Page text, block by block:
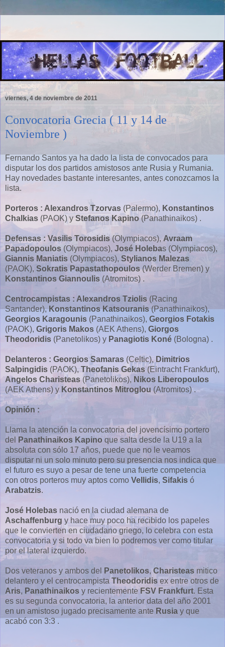
viernes, 4 de noviembre de 2011
Convocatoria Grecia ( 11 y 14 de
Noviembre )
Fernando Santos ya ha dado la lista de convocados para
disputar los dos partidos amistosos ante Rusia y Rumania.
Hay novedades bastante interesantes, antes conozcamos la
lista.
Porteros : Alexandros Tzorvas (Palermo), Konstantinos
Chalkias (PAOK) y Stefanos Kapino(Panathinaikos) .
Defensas : Vasilis Torosidis (Olympiacos), Avraam
Papadopoulos (Olympiacos), José Holebas (Olympiacos),
Giannis Maniatis (Olympiacos), Stylianos Malezas
(PAOK), Sokratis Papastathopoulos(Werder Bremen) y
Konstantinos Giannoulis (Atromitos) .
Centrocampistas : Alexandros Tziolis (Racing
Santander),Konstantinos Katsouranis(Panathinaikos),
Georgios Karagounis (Panathinaikos), Georgios Fotakis
(PAOK), Grigoris Makos (AEK Athens), Giorgos
Theodoridis (Panetolikos) y Panagiotis Koné (Bologna) .
Delanteros : Georgios Samaras (Celtic),Dimitrios
Salpingidis (PAOK), Theofanis Gekas(Eintracht Frankfurt),
Angelos Charisteas (Panetolikos), Nikos Liberopoulos
(AEK Athens) y Konstantinos Mitroglou(Atromitos) .
Opinión :
Llama la atención la convocatoria del jovencísimo portero
del
Panathinaikos Kapino que salta desde la U19 a la
absoluta con sólo 17 años, puede que no le veamos
disputar ni un solo minuto pero su presencia nos indica que
el futuro es suyo a pesar de tene una fuerte competencia
con otros porteros muy aptos como Vellidis, Sifakis ó
Arabatzis.
José Holebas nació en la ciudad alemana de
Aschaffenburg y hace muy poco ha recibido los papeles
que le convierten en ciudadano griego, lo celebra con esta
convocatoria y si todo va bien lo podremos ver como titular
por el lateral izquierdo.
Dos veteranos y ambos del Panetolikos,Charisteas mitico
delantero y el centrocampistaTheodoridis ex entre otros de
Aris, Panathinaikos y recientementeFSV Frankfurt. Esta
es su segunda convocatoria, la anterior data del año 2001
en un amistoso jugado precisamente ante Rusia y que
acabó con 3:3 .